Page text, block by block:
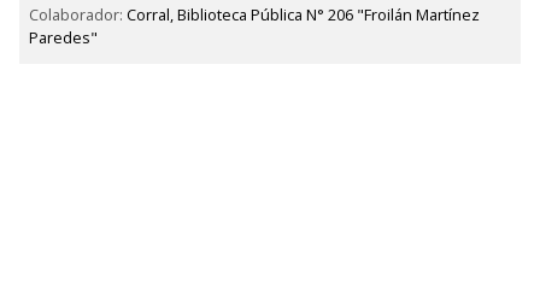
Colaborador: Corral, Biblioteca Pública N° 206 "Froilán Martínez
Paredes"